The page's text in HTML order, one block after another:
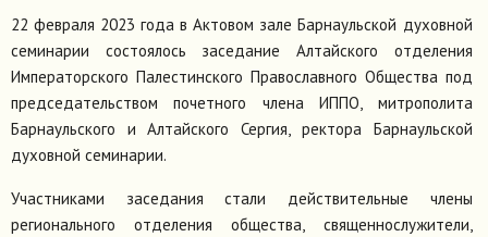
22 февраля 2023 года в Актовом зале Барнаульской духовной
семинарии состоялось заседание Алтайского отделения
Императорского Палестинского Православного Общества под
председательством почетного члена ИППО, митрополита
Барнаульского и Алтайского Сергия, ректора Барнаульской
духовной семинарии.
Участниками заседания стали действительные члены
регионального отделения общества, священнослужители,